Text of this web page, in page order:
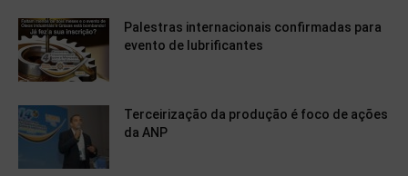
Palestras internacionais confirmadas para
evento de lubrificantes
Terceirização da produção é foco de ações
da ANP